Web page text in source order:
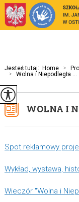
Jesteś tutaj: Home >
>
Wolna i Niepodległa ...
WOLNA I
Spot reklamowy
Wykład, wystawa,
Wieczór "Wolna i